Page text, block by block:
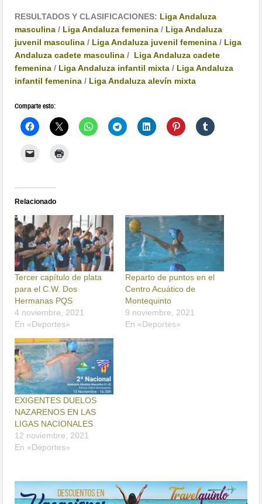
RESULTADOS Y CLASIFICACIONES: Liga Andaluza
masculina / Liga Andaluza femenina / Liga Andaluza
juvenil masculina / Liga Andaluza juvenil femenina / Liga
Andaluza cadete masculina / Liga Andaluza cadete
femenina / Liga Andaluza infantil mixta / Liga Andaluza
infantil femenina / Liga Andaluza alevín mixta
Comparte esto:
Relacionado
Tercer capítulo de plata
para el C.W. Dos
Hermanas PQS
4 noviembre, 2021
En «Deportes»
Reparto de puntos en el
Centro Acuático de
Montequinto
9 noviembre, 2021
En «Deportes»
EXIGENTES DUELOS
NAZARENOS EN LAS
LIGAS NACIONALES
12 noviembre, 2021
En «Deportes»